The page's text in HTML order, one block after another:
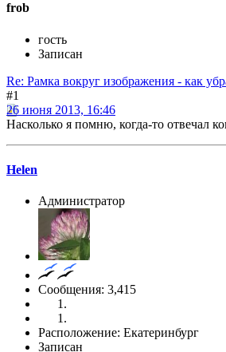
frob
гость
Записан
Re: Рамка вокруг изображения - как
#1
26 июня 2013, 16:46
Насколько я помню, когда-то отвечал
Helen
Администратор
Сообщения: 3,415
Расположение: Екатеринбург
Записан